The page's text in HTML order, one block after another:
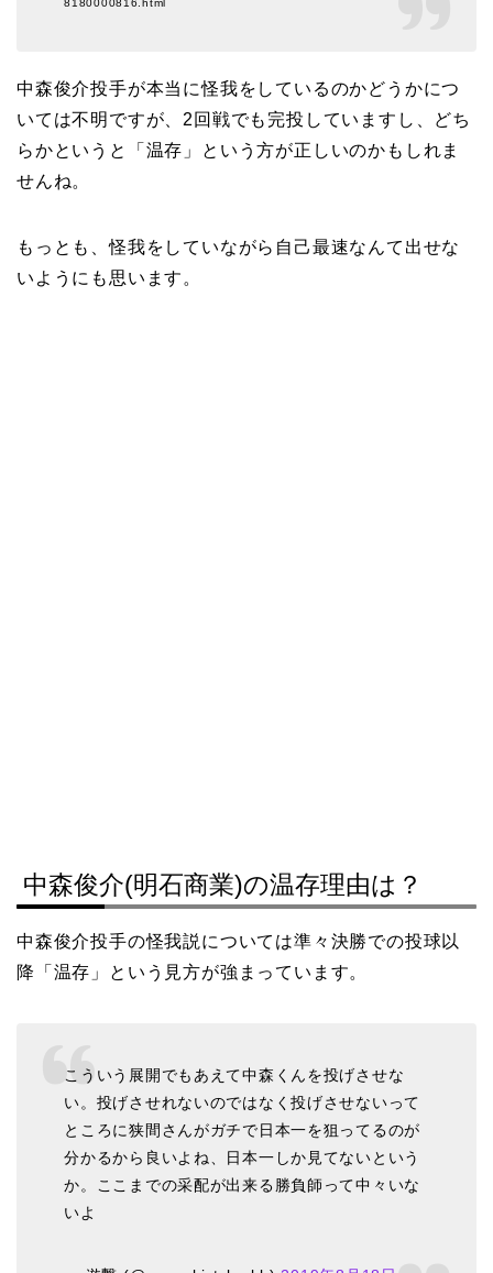
8180000816.html
中森俊介投手が本当に怪我をしているのかどうかにつ
いては不明ですが、2回戦でも完投していますし、どち
らかというと「温存」という方が正しいのかもしれま
せんね。
もっとも、怪我をしていながら自己最速なんて出せな
いようにも思います。
中森俊介(明石商業)の温存理由は？
中森俊介投手の怪我説については準々決勝での投球以
降「温存」という見方が強まっています。
こういう展開でもあえて中森くんを投げさせな
い。投げさせれないのではなく投げさせないって
ところに狭間さんがガチで日本一を狙ってるのが
分かるから良いよね、日本一しか見てないという
か。ここまでの采配が出来る勝負師って中々いな
いよ